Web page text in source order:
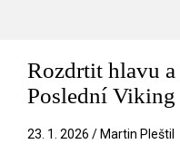
Rozdrtit hlavu
Poslední Viking
23. 1. 2026 / Martin Pleštil